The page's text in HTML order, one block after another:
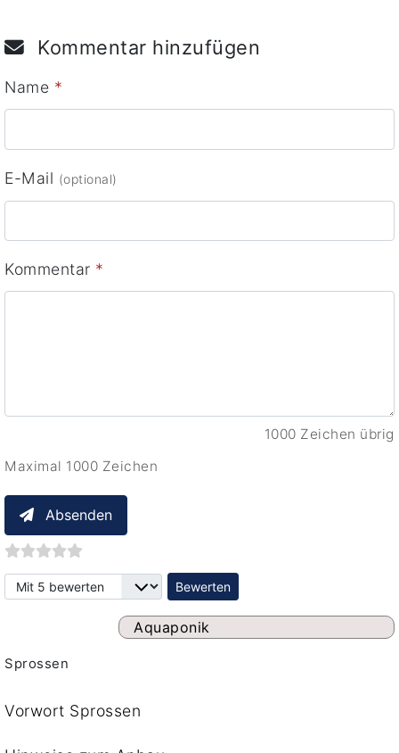
Kommentar hinzufügen
Name *
E-Mail (optional)
Kommentar *
1000 Zeichen übrig
Maximal 1000 Zeichen
Absenden
Bitte bewerten
Aquaponik
Sprossen
Vorwort Sprossen